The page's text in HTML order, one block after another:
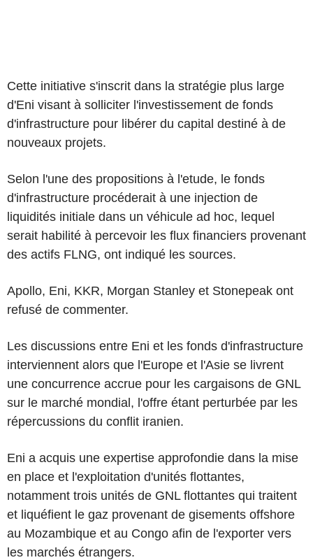
Cette initiative s'inscrit dans la stratégie plus large
d'Eni visant à solliciter l'investissement de fonds
d'infrastructure pour libérer du capital destiné à de
nouveaux projets.
Selon l'une des propositions à l'etude, le fonds
d'infrastructure procéderait à une injection de
liquidités initiale dans un véhicule ad hoc, lequel
serait habilité à percevoir les flux financiers provenant
des actifs FLNG, ont indiqué les sources.
Apollo, Eni, KKR, Morgan Stanley et Stonepeak ont
refusé de commenter.
Les discussions entre Eni et les fonds d'infrastructure
interviennent alors que l'Europe et l'Asie se livrent
une concurrence accrue pour les cargaisons de GNL
sur le marché mondial, l'offre étant perturbée par les
répercussions du conflit iranien.
Eni a acquis une expertise approfondie dans la mise
en place et l'exploitation d'unités flottantes,
notamment trois unités de GNL flottantes qui traitent
et liquéfient le gaz provenant de gisements offshore
au Mozambique et au Congo afin de l'exporter vers
les marchés étrangers.